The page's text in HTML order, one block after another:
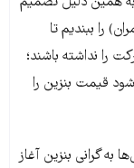
را ببندیم تا
را نداشته باشند؛
قیمت بنزین را
جمعه ۲۴ آبان ۱۳۹۸ اعتراض‌ها به گرانی بنزین آغاز